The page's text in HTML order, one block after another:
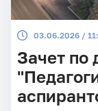
03.06.2026 /
Зачет по